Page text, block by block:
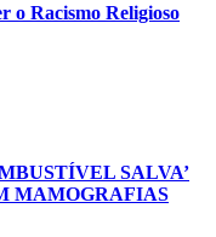
o Racismo Religioso
SALVA’
MAMOGRAFIAS